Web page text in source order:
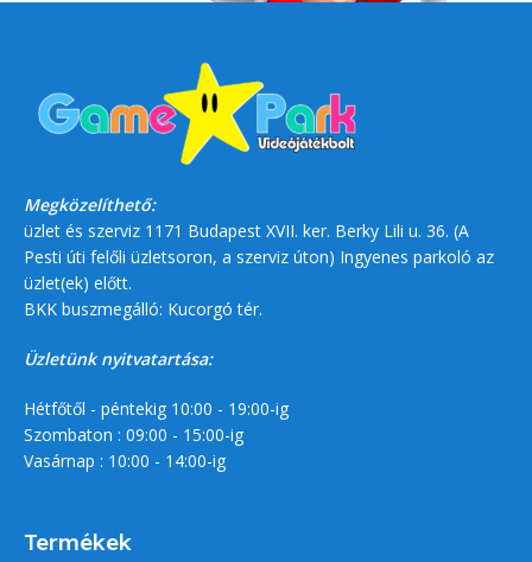
Megközelíthető:
üzlet és szerviz 1171 Budapest XVII. ker. Berky Lili u. 36. (A
Pesti úti felőli üzletsoron, a szerviz úton) Ingyenes parkoló az
üzlet(ek) előtt.
BKK buszmegálló: Kucorgó tér.
Üzletünk nyitvatartása:
Hétfőtől - péntekig 10:00 - 19:00-ig
Szombaton : 09:00 - 15:00-ig
Vasárnap : 10:00 - 14:00-ig
Termékek